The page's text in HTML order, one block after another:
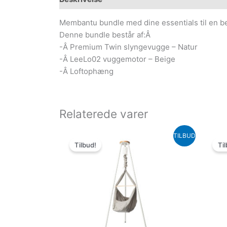
Membantu bundle med dine essentials til en
Denne bundle består af:Â
-Â Premium Twin slyngevugge – Natur
-Â LeeLo02 vuggemotor – Beige
-Â Loftophæng
Relaterede varer
TILBUD
Tilbud!
oprindelige
pris
3,997.00kr..